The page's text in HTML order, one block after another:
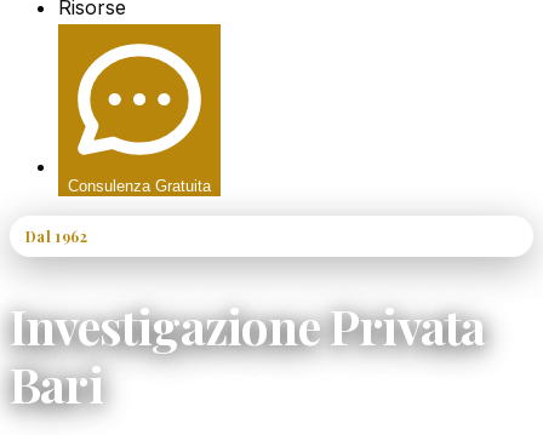
Risorse
Consulenza Gratuita
Dal 1962
Investigazione Privata
Bari